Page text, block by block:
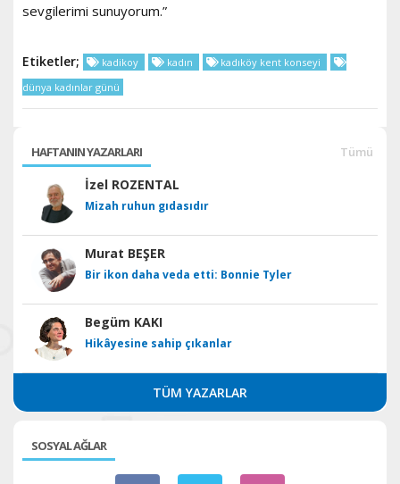
sevgilerimi sunuyorum.”
Etiketler; kadikoy kadın
kadıköy kent konseyi
dünya kadınlar günü
HAFTANIN YAZARLARI Tümü
İzel ROZENTAL
Mizah ruhun gıdasıdır
Murat BEŞER
Bir ikon daha veda etti: Bonnie Tyler
Begüm KAKI
Hikâyesine sahip çıkanlar
TÜM YAZARLAR
SOSYAL AĞLAR